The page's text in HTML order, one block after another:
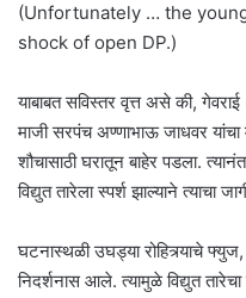
(Unfortunately … the
shock of open DP.)
याबाबत सविस्तर वृत्त असे की,
माजी सरपंच अण्णाभाऊ जाधवर
शौचासाठी घरातून बाहेर पडला.
विद्युत तारेला स्‍पर्श झाल्‍याने त्‍याचा
घटनास्‍थळी उघड्या रोहित्र्याचे
निदर्शनास आले. त्‍यामुळे विद्युत तारेचा